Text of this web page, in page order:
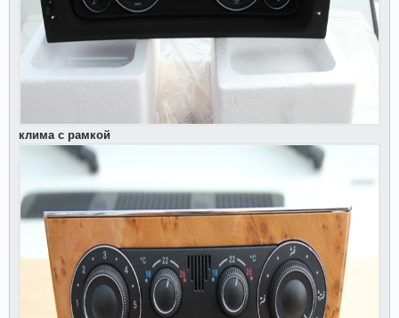
клима с рамкой